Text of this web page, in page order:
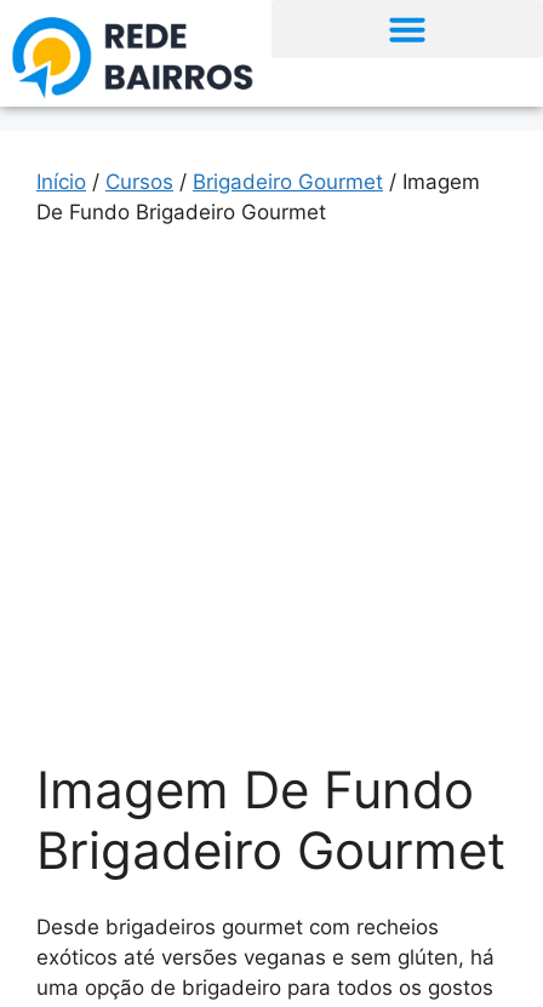
Início / Cursos / Brigadeiro Gourmet / Imagem
De Fundo Brigadeiro Gourmet
Imagem De Fundo
Brigadeiro Gourmet
Desde brigadeiros gourmet com recheios
exóticos até versões veganas e sem glúten, há
uma opção de brigadeiro para todos os gostos